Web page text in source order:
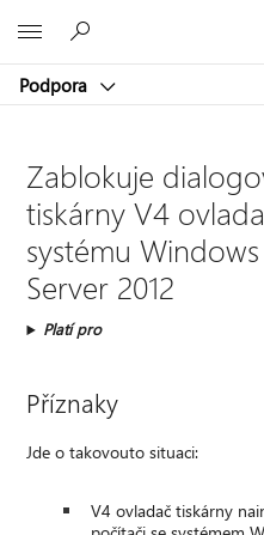
Podpora
Zablokuje
tiskárny V4
systému
Server 2012
Platí pro
Příznaky
Jde o takovouto situaci:
V4 ovladač tiskárny